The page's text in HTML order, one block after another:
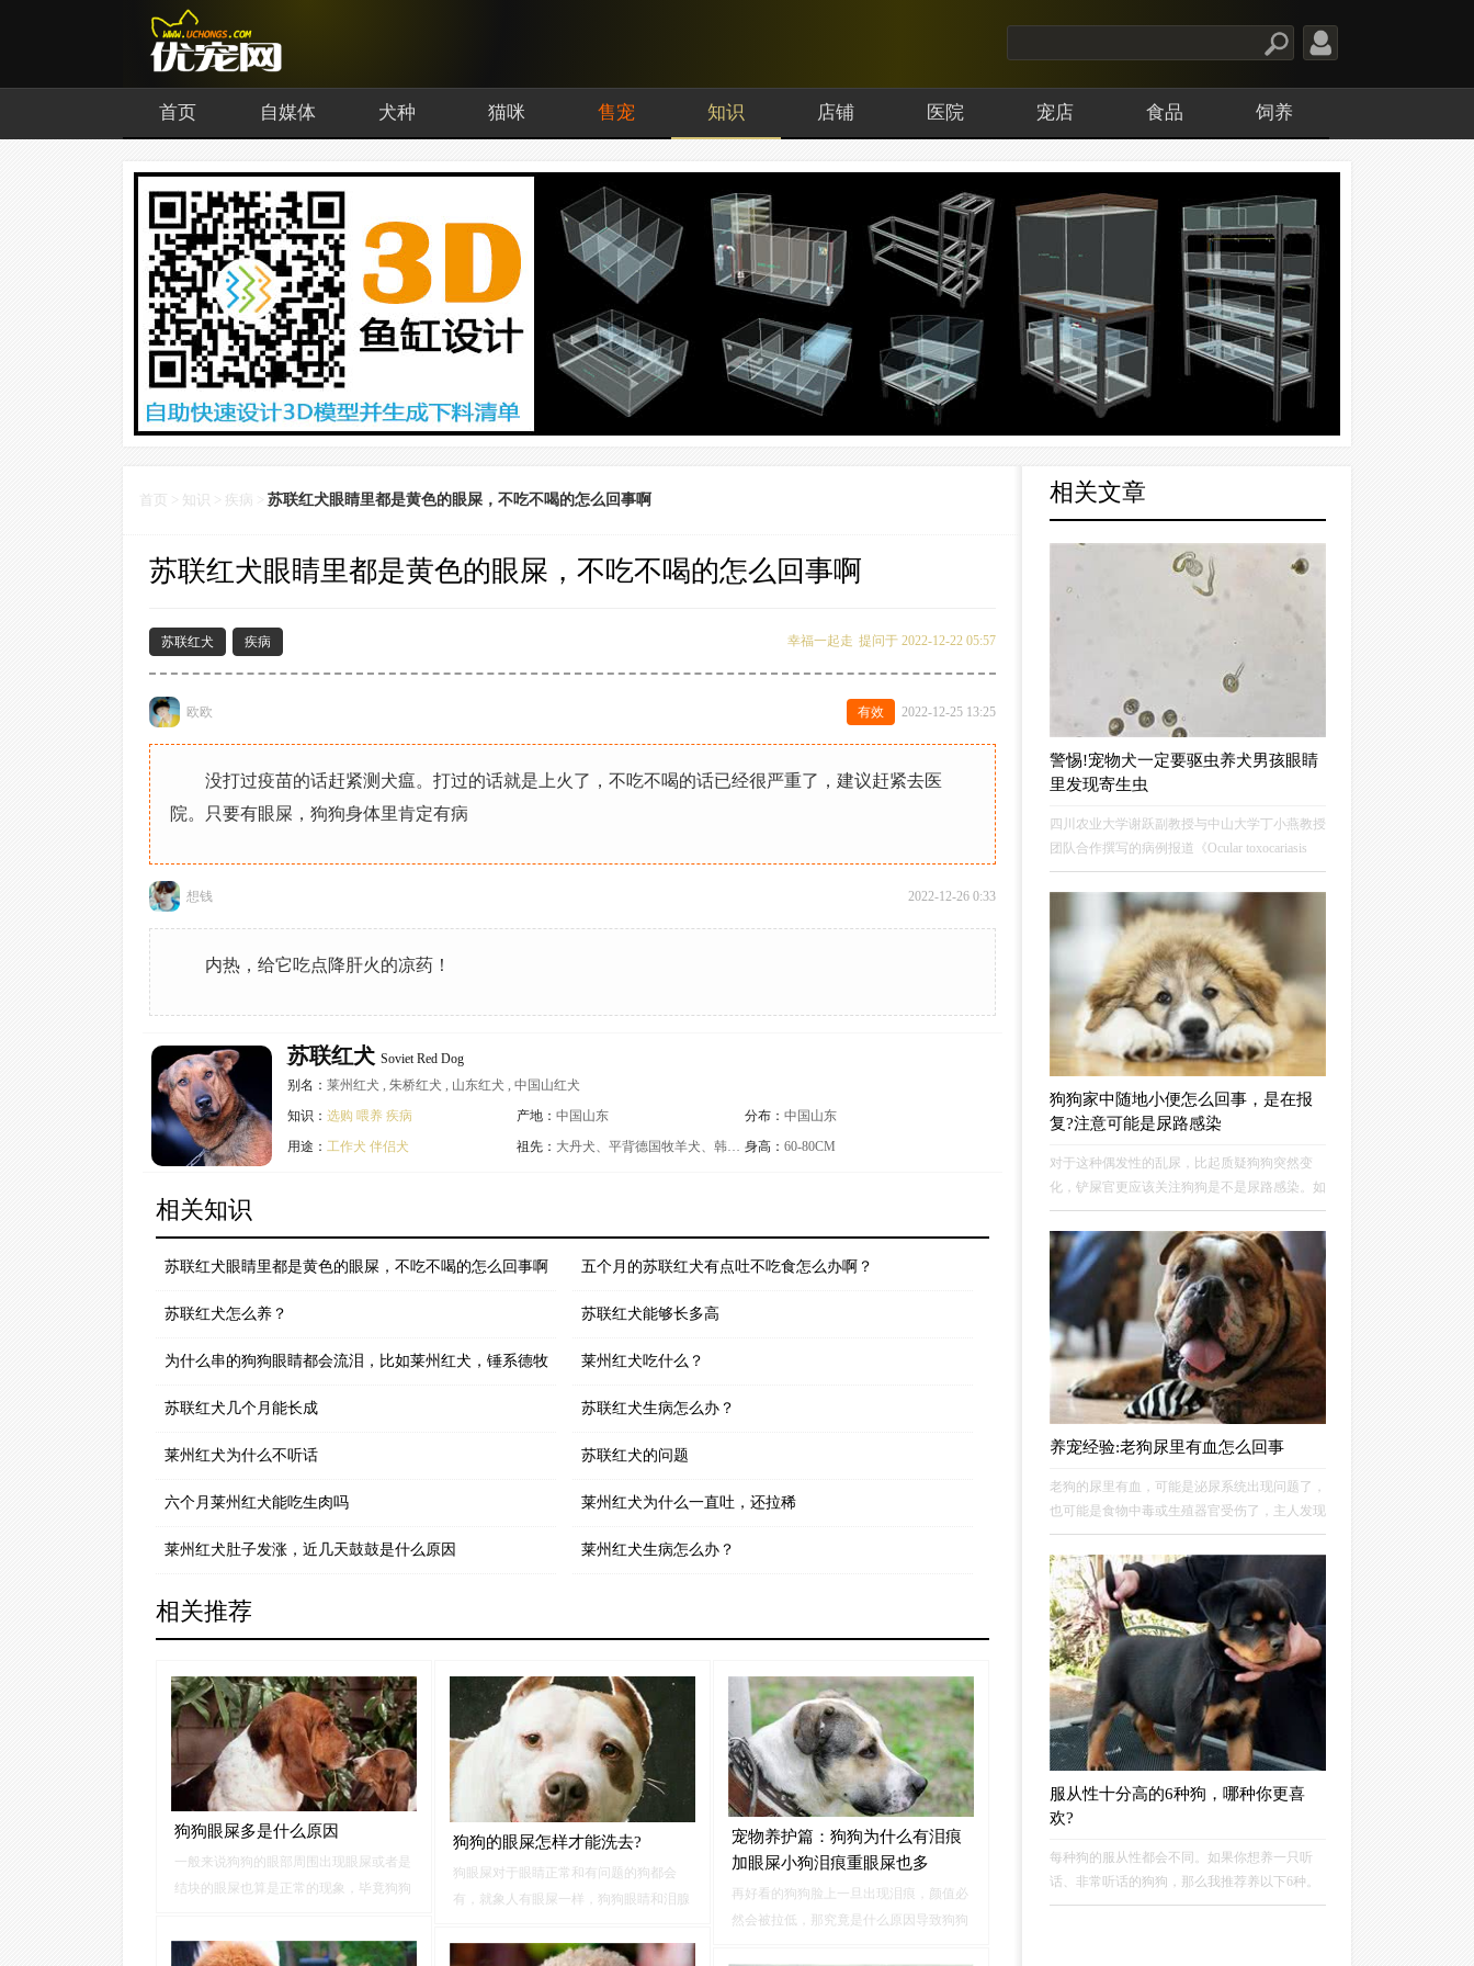
首页 自媒体 犬种 猫咪 售宠 知识 店铺 医院 宠店 食品 饲养
首页 知识 疾病 苏联红犬眼睛里都是黄色的眼屎，不吃不喝的怎么回事啊
苏联红犬眼睛里都是黄色的眼屎，不吃不喝的怎么回事啊
苏联红犬 疾病 幸福一起走 提问于 2022-12-22 05:57
欧欧 有效 2022-12-25 13:25
没打过疫苗的话赶紧测犬瘟。打过的话就是上火了，不吃不喝的话已经很严重了，建议赶紧去医
院。只要有眼屎，狗狗身体里肯定有病
想钱 2022-12-26 0:33
内热，给它吃点降肝火的凉药！
苏联红犬 Soviet Red Dog
别名： 莱州红犬 , 朱桥红犬 , 山东红犬 , 中国山红犬
知识： 选购 喂养 疾病 产地： 中国山东 分布：中国山东
用途： 工作犬 伴侣犬 祖先： 大丹犬、平背德国牧羊犬、韩国杜莎犬、山东细犬、日本狼青犬与当地犬杂交 身高：60-80CM
相关知识
苏联红犬眼睛里都是黄色的眼屎，不吃不喝的怎么回事啊 五个月的苏联红犬有点吐不吃食怎么办啊？
苏联红犬怎么养？ 苏联红犬能够长多高
为什么串的狗狗眼睛都会流泪，比如莱州红犬，锤系德牧 莱州红犬吃什么？
苏联红犬几个月能长成 苏联红犬生病怎么办？
莱州红犬为什么不听话 苏联红犬的问题
六个月莱州红犬能吃生肉吗 莱州红犬为什么一直吐，还拉稀
莱州红犬肚子发涨，近几天鼓鼓是什么原因 莱州红犬生病怎么办？
相关推荐
狗狗眼屎多是什么原因
一般来说狗狗的眼部周围出现眼屎或者是
结块的眼屎也算是正常的现象，毕竟狗狗
几日的堆积就有可能造成眼屎成团的现
狗狗的眼屎怎样才能洗去?
狗眼屎对于眼睛正常和有问题的狗都会
有，就象人有眼屎一样，狗狗眼睛和泪腺
色的，干了以后变成褐色，有的时候在内
宠物养护篇：狗狗为什么有泪痕
加眼屎小狗泪痕重眼屎也多
再好看的狗狗脸上一旦出现泪痕，颜值必
然会被拉低，那究竟是什么原因导致狗狗
相关文章
警惕!宠物犬一定要驱虫养犬男孩眼睛
里发现寄生虫
四川农业大学谢跃副教授与中山大学丁小燕教授
团队合作撰写的病例报道《Ocular toxocariasis
presenting as leukocoria（表现为白瞳症的眼弓蛔
虫病）》在《柳叶刀-感染病学》上发表。
狗狗家中随地小便怎么回事，是在报
复?注意可能是尿路感染
对于这种偶发性的乱尿，比起质疑狗狗突然变
化，铲屎官更应该关注狗狗是不是尿路感染。如
果狗狗出现尿频、尿少、排尿疼痛、漏尿或尿失
禁、尿液变色、尿液腥臭味、烦躁紧张等都要注
意，可能是尿路感染，多数是由细菌直接感染引
起。
养宠经验:老狗尿里有血怎么回事
老狗的尿里有血，可能是泌尿系统出现问题了，
也可能是食物中毒或生殖器官受伤了，主人发现
狗狗有尿血的情况之后，要先观察狗狗的状态，
找到狗狗尿血的原因，再采取相应的措施进行处
理。如果新手主人不知道从哪里入手的话，可以
接着往下看。
服从性十分高的6种狗，哪种你更喜
欢?
每种狗的服从性都会不同。如果你想养一只听
话、非常听话的狗狗，那么我推荐养以下6种。
服从性非常高。主人不会违抗。你想要哪一个？